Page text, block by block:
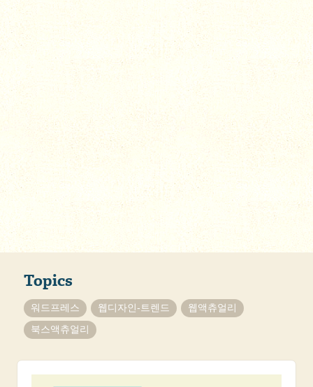
Topics
워드프레스 웹디자인-트렌드
웹액츄얼리
북스액츄얼리